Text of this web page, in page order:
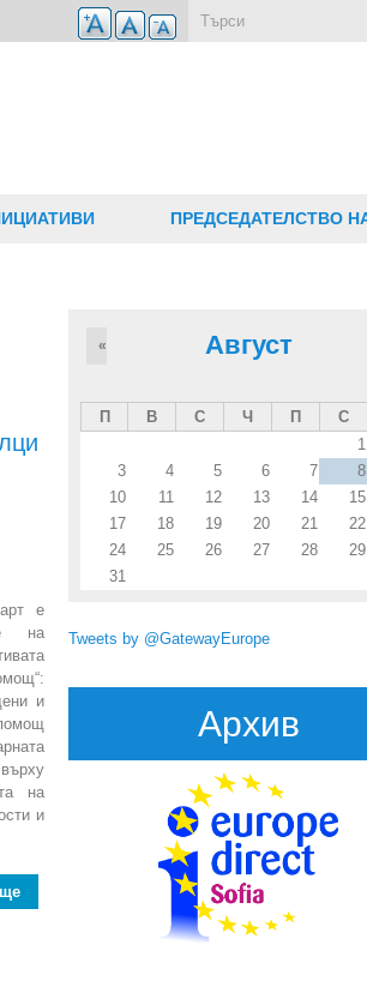
ПРЕДСЕДАТЕЛСТВО
е
на
и
на
и
about Покана за предложения в рамките
Август
«
П В С Ч П С
1
3
4 5 6 7 8
10
11 12 13 14 15
17
18 19 20 21 22
24
25 26 27 28 29
31
Tweets by @GatewayEurope
Архив